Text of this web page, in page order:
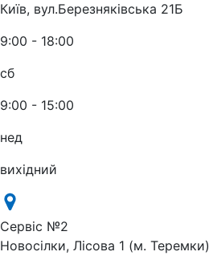
Київ, вул.Березняківська 21Б
9:00 - 18:00
сб
9:00 - 15:00
нед
вихідний
Сервіс №2
Новосілки, Лісова 1 (м. Теремки)